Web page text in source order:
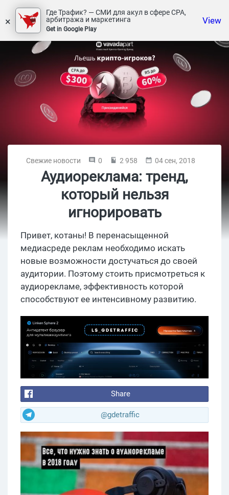
×
Где Трафик? — СМИ для акул в сфере СРА,
арбитража и маркетинга
Get in Google Play
View
Свежие новости 0 2 958 04 сен, 2018
Аудиореклама: тренд,
который нельзя
игнорировать
Привет, котаны! В перенасыщенной
медиасреде реклам необходимо искать
новые возможности достучаться до своей
аудитории. Поэтому стоить присмотреться к
аудиорекламе, эффективность которой
способствуют ее интенсивному развитию.
Share
@gdetraffic